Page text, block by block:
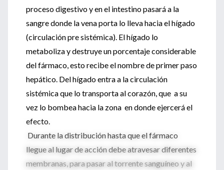
proceso digestivo y en el intestino pasará a la
sangre donde la vena porta lo lleva hacia el hígado
(circulación pre sistémica). El hígado lo
metaboliza y destruye un porcentaje considerable
del fármaco, esto recibe el nombre de primer paso
hepático. Del hígado entra a la circulación
sistémica que lo transporta al corazón, que a su
vez lo bombea hacia la zona en donde ejercerá el
efecto.
Durante la distribución hasta que el fármaco
llegue al lugar de acción debe atravesar diferentes
membranas, para pasar al torrente sanguíneo y al